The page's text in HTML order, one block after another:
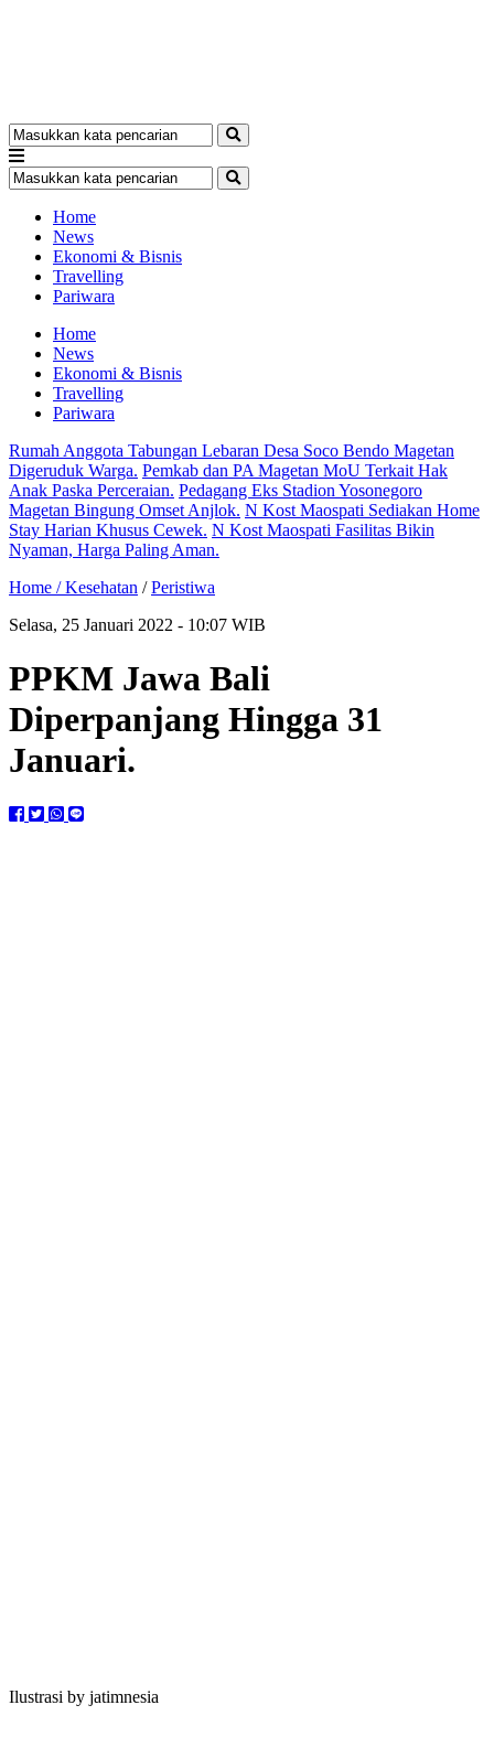
Home
News
Ekonomi & Bisnis
Travelling
Pariwara
Home
News
Ekonomi & Bisnis
Travelling
Pariwara
Rumah Anggota Tabungan Lebaran Desa Soco Bendo Magetan
Digeruduk Warga. Pemkab dan PA Magetan MoU Terkait Hak
Anak Paska Perceraian. Pedagang Eks Stadion Yosonegoro
Magetan Bingung Omset Anjlok. N Kost Maospati Sediakan Home
Stay Harian Khusus Cewek. N Kost Maospati Fasilitas Bikin
Nyaman, Harga Paling Aman.
Home /Kesehatan /Peristiwa
Selasa, 25 Januari 2022 - 10:07 WIB
PPKM Jawa Bali
Diperpanjang Hingga 31
Januari.
Ilustrasi by jatimnesia